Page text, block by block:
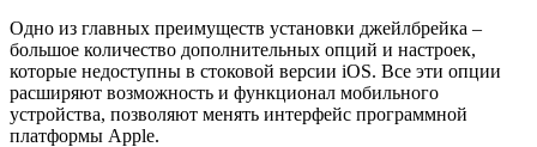
Одно из главных преимуществ установки джейлбрейка –
большое количество дополнительных опций и настроек,
которые недоступны в стоковой версии iOS. Все эти опции
расширяют возможность и функционал мобильного
устройства, позволяют менять интерфейс программной
платформы Apple.